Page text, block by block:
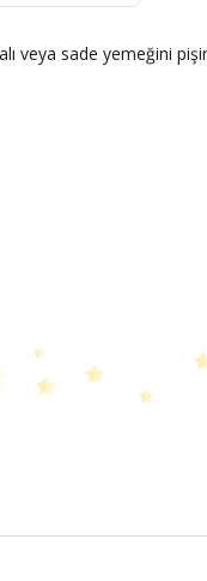
veya sade yemeğini